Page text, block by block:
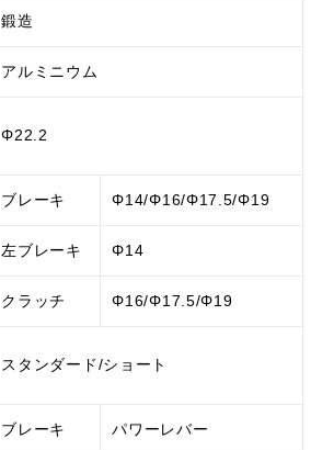
鍛造
アルミニウム
Φ22.2
ブレーキ Φ14/Φ16/Φ17.5/Φ19
左ブレーキ Φ14
クラッチ Φ16/Φ17.5/Φ19
スタンダード/ショート
ブレーキ パワーレバー